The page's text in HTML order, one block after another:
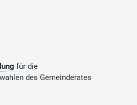
für die
des Gemeinderates